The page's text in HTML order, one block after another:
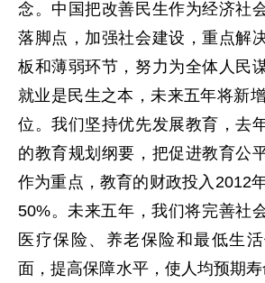
念。中国把改善民生作为经济社
落脚点，加强社会建设，重点解
板和薄弱环节，努力为全体人民
就业是民生之本，未来五年将新
位。我们坚持优先发展教育，去
的教育规划纲要，把促进教育公
作为重点，教育的财政投入2012
50%。未来五年，我们将完善社
医疗保险、养老保险和最低生
面，提高保障水平，使人均预期